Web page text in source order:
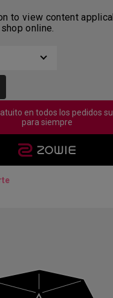
to view content
online.
en todos los pedidos
para siempre